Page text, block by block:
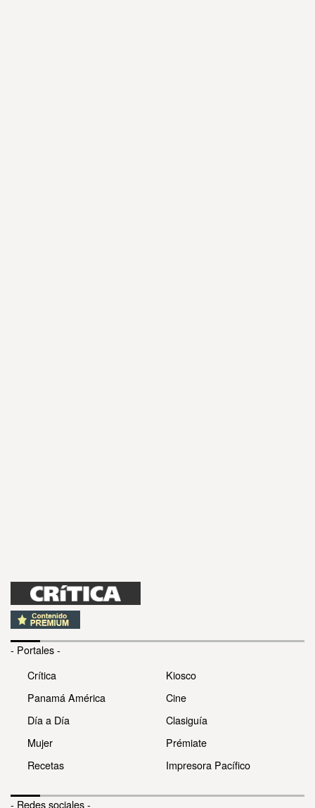
- Portales -
Crítica
Panamá América
Día a Día
Mujer
Recetas
Kiosco
Cine
Clasiguía
Prémiate
Impresora Pacífico
- Redes sociales -